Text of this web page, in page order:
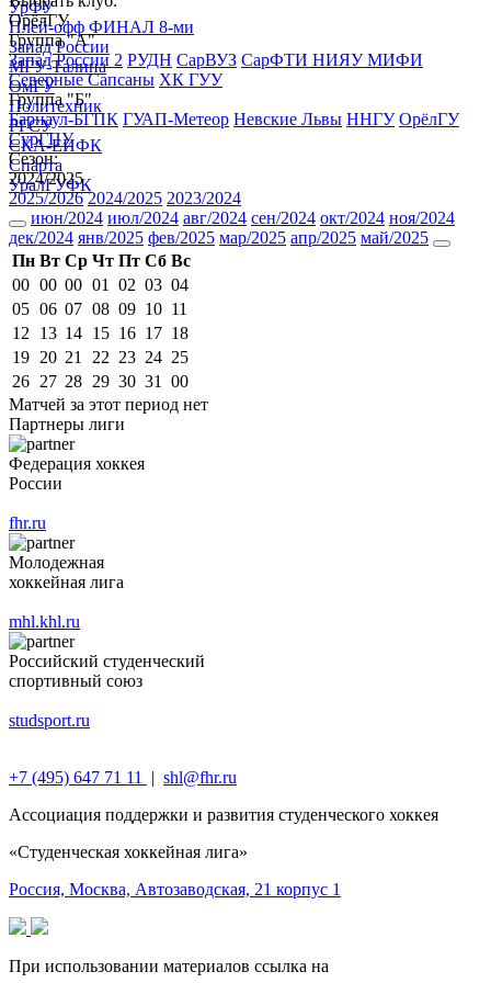
УрФУ
Плей-офф ФИНАЛ 8-ми
Запад России
МГУ-Талина
ОмГУ
Политехник
РГСУ
СКА-ЕИФК
Спарта
УралГУФК
ОрёлГУ
Группа "А"
Запад России 2 РУДН СарВУЗ СарФТИ НИЯУ МИФИ
Северные Сапсаны ХК ГУУ
Группа "Б"
Барнаул-БГПК ГУАП-Метеор Невские Львы ННГУ ОрёлГУ
СурГПУ
Сезон:
2024/2025
2025/2026 2024/2025 2023/2024
июн/2024 июл/2024 авг/2024 сен/2024 окт/2024 ноя/2024
дек/2024 янв/2025 фев/2025 мар/2025 апр/2025 май/2025
Пн Вт Ср Чт Пт Сб Вс
00 00 00 01 02 03 04
05 06 07 08 09 10 11
12
13 14 15 16 17 18
19 20 21 22 23 24 25
26 27 28 29 30 31
00
Матчей за этот период нет
Партнеры лиги
Федерация хоккея
России
fhr.ru
Молодежная
хоккейная лига
mhl.khl.ru
Российский студенческий
спортивный союз
studsport.ru
+7 (495) 647 71 11 | shl@fhr.ru
Ассоциация поддержки и развития студенческого хоккея‎
«Студенческая хоккейная лига»
Россия, Москва, Автозаводская, 21 корпус 1
При использовании материалов ссылка на